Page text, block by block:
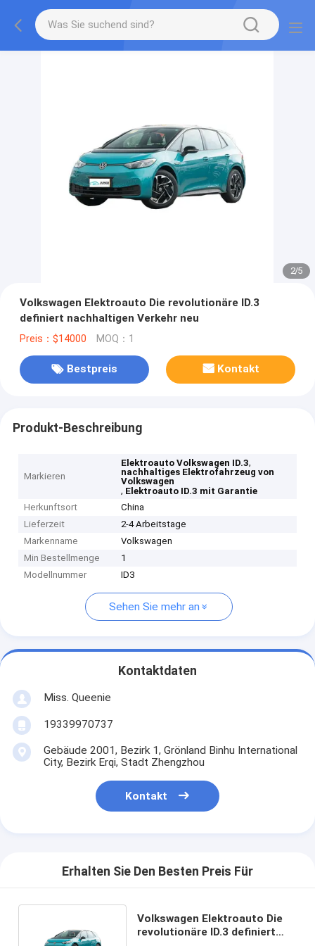
2/5
Volkswagen Elektroauto Die revolutionäre ID.3
definiert nachhaltigen Verkehr neu
Preis：$14000 MOQ：1
Bestpreis Kontakt
Produkt-Beschreibung
Markieren
Elektroauto Volkswagen ID.3,
nachhaltiges Elektrofahrzeug von
Volkswagen
, Elektroauto ID.3 mit Garantie
Herkunftsort
China
Lieferzeit
2-4 Arbeitstage
Markenname
Volkswagen
Min Bestellmenge
1
Modellnummer
ID3
Sehen Sie mehr an
Kontaktdaten
Miss. Queenie
19339970737
Gebäude 2001, Bezirk 1, Grönland Binhu International
City, Bezirk Erqi, Stadt Zhengzhou
Kontakt
Erhalten Sie Den Besten Preis Für
Volkswagen Elektroauto Die
revolutionäre ID.3 definiert